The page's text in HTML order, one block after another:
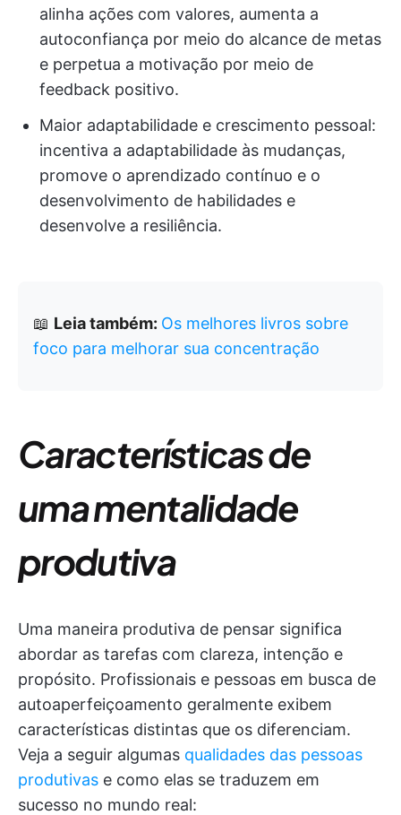
alinha ações com valores, aumenta a
autoconfiança por meio do alcance de metas
e perpetua a motivação por meio de
feedback positivo.
Maior adaptabilidade e crescimento pessoal:
incentiva a adaptabilidade às mudanças,
promove o aprendizado contínuo e o
desenvolvimento de habilidades e
desenvolve a resiliência.
📖 Leia também: Os melhores livros sobre
foco para melhorar sua concentração
Características de
uma mentalidade
produtiva
Uma maneira produtiva de pensar significa
abordar as tarefas com clareza, intenção e
propósito. Profissionais e pessoas em busca de
autoaperfeiçoamento geralmente exibem
características distintas que os diferenciam.
Veja a seguir algumas qualidades das pessoas
produtivas e como elas se traduzem em
sucesso no mundo real: